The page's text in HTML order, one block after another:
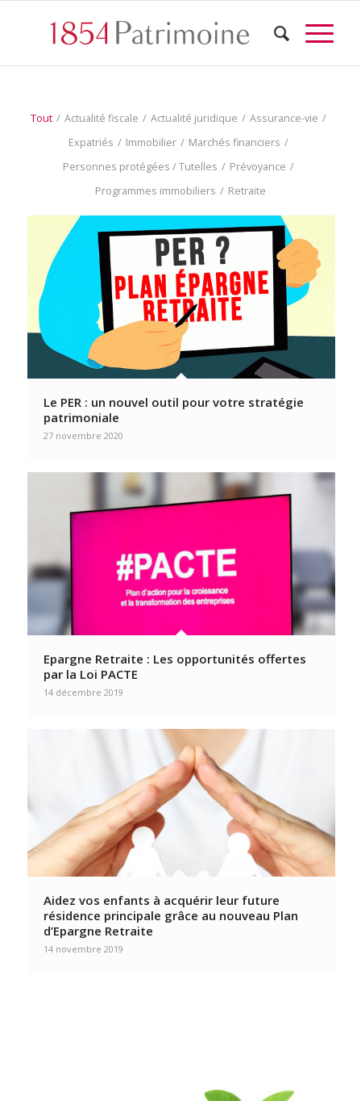
Tout / Actualité fiscale / Actualité juridique / Assurance-vie /
Expatriés / Immobilier / Marchés financiers /
Personnes protégées / Tutelles / Prévoyance /
Programmes immobiliers / Retraite
Le PER : un nouvel outil pour votre stratégie
patrimoniale
27 novembre 2020
Epargne Retraite : Les opportunités offertes
par la Loi PACTE
14 décembre 2019
Aidez vos enfants à acquérir leur future
résidence principale grâce au nouveau Plan
d’Epargne Retraite
14 novembre 2019